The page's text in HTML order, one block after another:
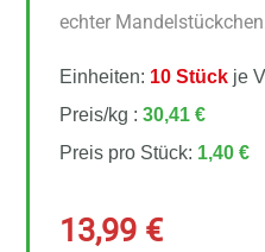
echter
Einheiten: 10 Stück je
Preis/kg :30,41 €
Preis pro Stück: 1,40 €
13,99 €